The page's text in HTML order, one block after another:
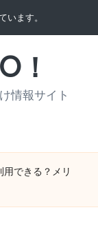
います。
！
情報サイト
できる？メリ